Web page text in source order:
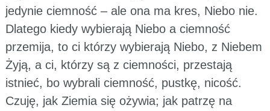
jedynie ciemność – ale ona ma kres, Niebo nie.
Dlatego kiedy wybierają Niebo a ciemność
przemija, to ci którzy wybierają Niebo, z Niebem
Żyją, a ci, którzy są z ciemności, przestają
istnieć, bo wybrali ciemność, pustkę, nicość.
Czuję, jak Ziemia się ożywia; jak patrzę na